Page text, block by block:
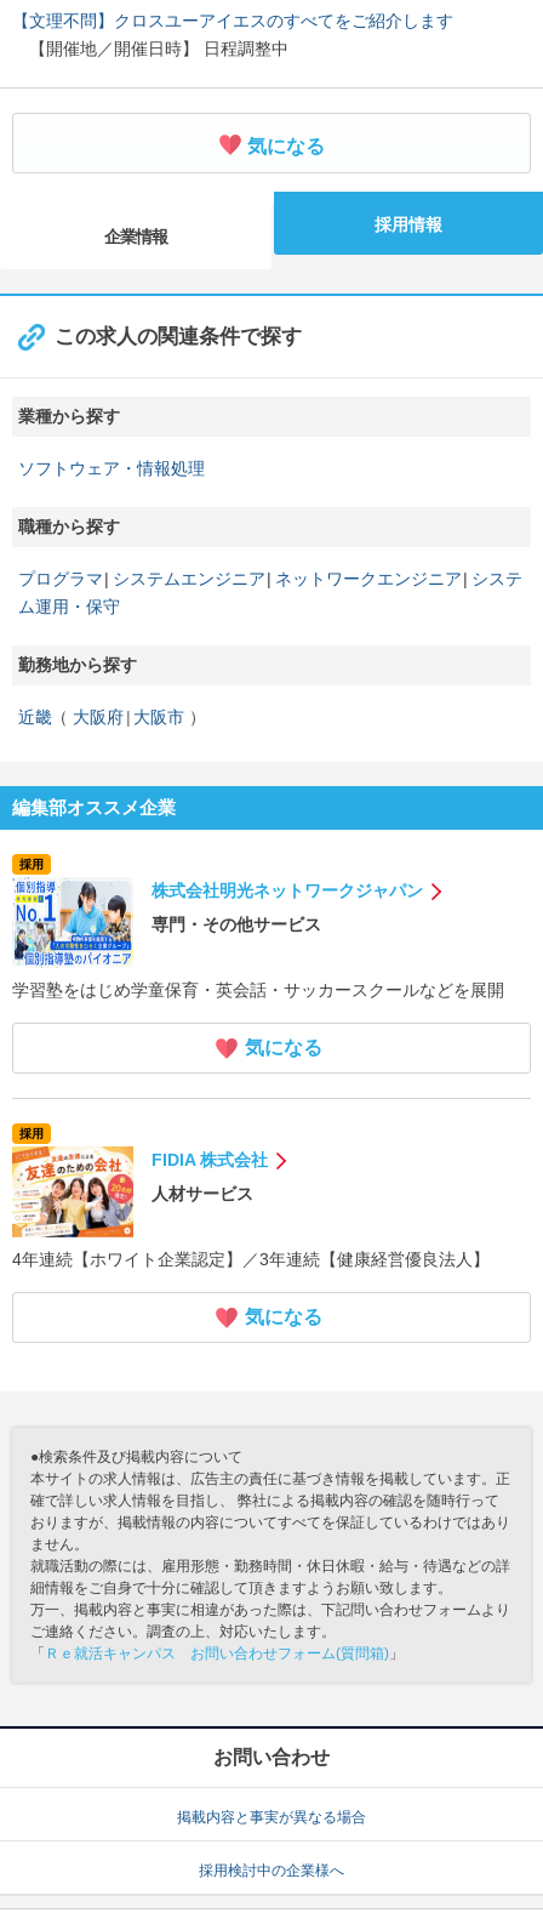
【文理不問】クロスユーアイエスのすべてをご紹介します
【開催地／開催日時】 日程調整中
気になる
企業情報
採用情報
この求人の関連条件で探す
業種から探す
ソフトウェア・情報処理
職種から探す
プログラマ システムエンジニア ネットワークエンジニア
システ
ム運用・保守
勤務地から探す
近畿 大阪府 大阪市
編集部オススメ企業
採用
株式会社明光ネットワークジャパン
専門・その他サービス
学習塾をはじめ学童保育・英会話・サッカースクールなどを展開
気になる
採用
FIDIA 株式会社
人材サービス
4年連続【ホワイト企業認定】／3年連続【健康経営優良法人】
気になる
●検索条件及び掲載内容について
本サイトの求人情報は、広告主の責任に基づき情報を掲載しています。正
確で詳しい求人情報を目指し、 弊社による掲載内容の確認を随時行って
おりますが、掲載情報の内容についてすべてを保証しているわけではあり
ません。
就職活動の際には、雇用形態・勤務時間・休日休暇・給与・待遇などの詳
細情報をご自身で十分に確認して頂きますようお願い致します。
万一、掲載内容と事実に相違があった際は、下記問い合わせフォームより
ご連絡ください。調査の上、対応いたします。
「 Ｒｅ就活キャンパス お問い合わせフォーム(質問箱) 」
お問い合わせ
掲載内容と事実が異なる場合
採用検討中の企業様へ